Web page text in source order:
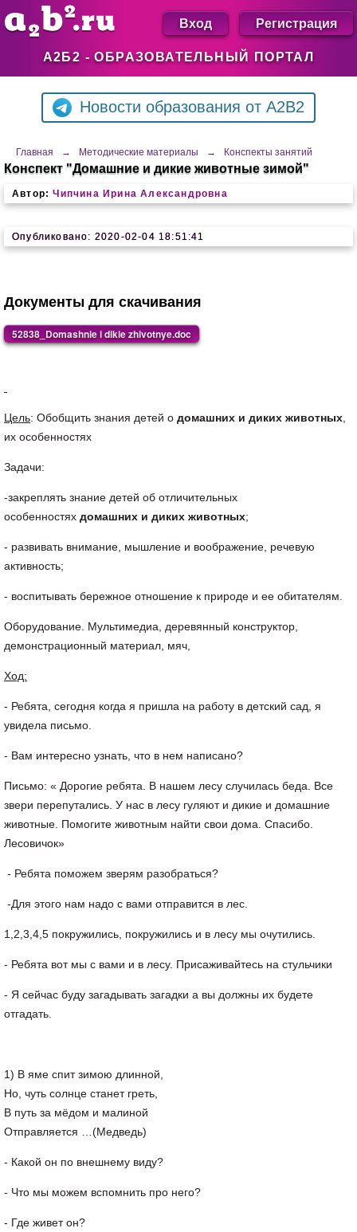
А2Б2 - ОБРАЗОВАТЕЛЬНЫЙ ПОРТАЛ
Вход Регистрация
Новости образования от A2B2
Главная → Методические материалы → Конспекты занятий
Конспект "Домашние и дикие животные зимой"
Автор: Чипчина Ирина Александровна
Опубликовано: 2020-02-04 18:51:41
Документы для скачивания
52838_Domashnie i dikie zhivotnye.doc
Цель: Обобщить знания детей о домашних и диких животных
их особенностях
Задачи:
-закреплять знание детей об отличительных
особенностях домашних и диких животных;
- развивать внимание, мышление и воображение, речевую
активность;
- воспитывать бережное отношение к природе и ее обитателям.
Оборудование. Мультимедиа, деревянный конструктор,
демонстрационный материал, мяч,
Ход:
- Ребята, сегодня когда я пришла на работу в детский сад, я
увидела письмо.
- Вам интересно узнать, что в нем написано?
Письмо: « Дорогие ребята. В нашем лесу случилась беда. Все
звери перепутались. У нас в лесу гуляют и дикие и домашние
животные. Помогите животным найти свои дома. Спасибо.
Лесовичок»
- Ребята поможем зверям разобраться?
-Для этого нам надо с вами отправится в лес.
1,2,3,4,5 покружились, покружились и в лесу мы очутились.
- Ребята вот мы с вами и в лесу. Присаживайтесь на стульчики
- Я сейчас буду загадывать загадки а вы должны их будете
отгадать.
1) В яме спит зимою длинной,
Но, чуть солнце станет греть,
В путь за мёдом и малиной
Отправляется …(Медведь)
- Какой он по внешнему виду?
- Что мы можем вспомнить про него?
- Где живет он?